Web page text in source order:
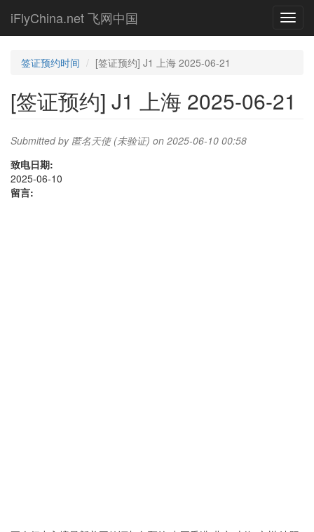
main
iFlyChina.net 飞网中国
签证预约时间 [签证预约] J1 上海 2025-06-21
[签证预约] J1 上海 2025-06-21
Submitted by 匿名天使 (未验证) on 2025-06-10 00:58
致电日期:
2025-06-10
留言: